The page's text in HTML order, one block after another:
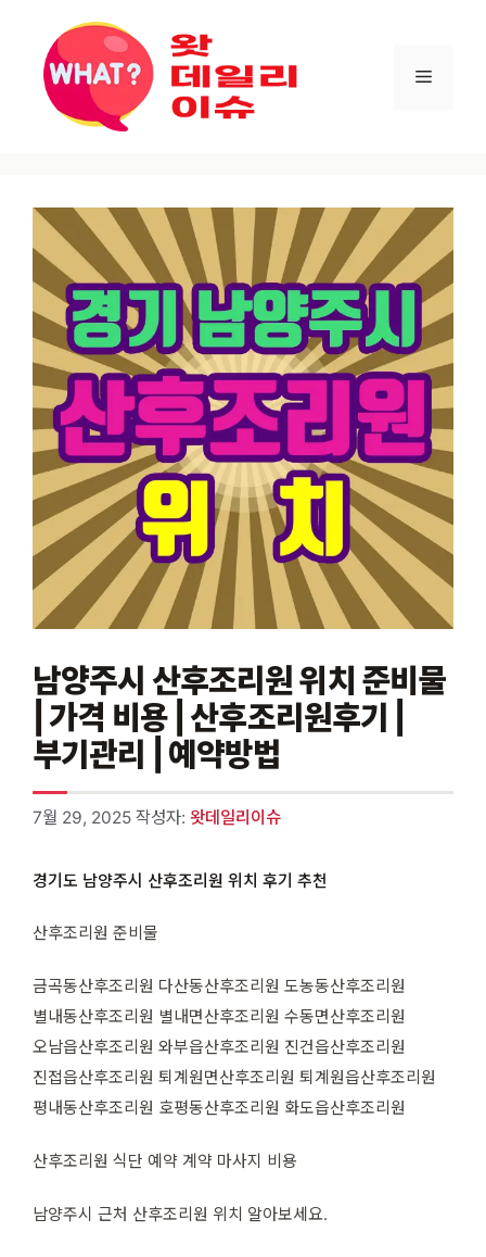
건너뛰기
메뉴
남양주시 산후조리원 위치 준비물
| 가격 비용 | 산후조리원후기 |
부기관리 | 예약방법
7월 29, 2025 작성자: 왓데일리이슈
경기도 남양주시 산후조리원 위치 후기 추천
산후조리원 준비물
금곡동산후조리원 다산동산후조리원 도농동산후조리원
별내동산후조리원 별내면산후조리원 수동면산후조리원
오남읍산후조리원 와부읍산후조리원 진건읍산후조리원
진접읍산후조리원 퇴계원면산후조리원 퇴계원읍산후조리원
평내동산후조리원 호평동산후조리원 화도읍산후조리원
산후조리원 식단 예약 계약 마사지 비용
남양주시 근처 산후조리원 위치 알아보세요.